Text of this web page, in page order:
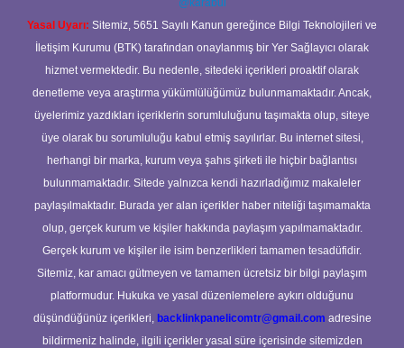
@karabul
Yasal Uyarı: Sitemiz, 5651 Sayılı Kanun gereğince Bilgi Teknolojileri ve
İletişim Kurumu (BTK) tarafından onaylanmış bir Yer Sağlayıcı olarak
hizmet vermektedir. Bu nedenle, sitedeki içerikleri proaktif olarak
denetleme veya araştırma yükümlülüğümüz bulunmamaktadır. Ancak,
üyelerimiz yazdıkları içeriklerin sorumluluğunu taşımakta olup, siteye
üye olarak bu sorumluluğu kabul etmiş sayılırlar. Bu internet sitesi,
herhangi bir marka, kurum veya şahıs şirketi ile hiçbir bağlantısı
bulunmamaktadır. Sitede yalnızca kendi hazırladığımız makaleler
paylaşılmaktadır. Burada yer alan içerikler haber niteliği taşımamakta
olup, gerçek kurum ve kişiler hakkında paylaşım yapılmamaktadır.
Gerçek kurum ve kişiler ile isim benzerlikleri tamamen tesadüfidir.
Sitemiz, kar amacı gütmeyen ve tamamen ücretsiz bir bilgi paylaşım
platformudur. Hukuka ve yasal düzenlemelere aykırı olduğunu
düşündüğünüz içerikleri, backlinkpanelicomtr@gmail.com adresine
bildirmeniz halinde, ilgili içerikler yasal süre içerisinde sitemizden